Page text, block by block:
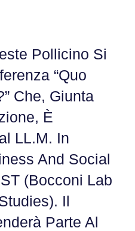
Pollicino Si
“Quo
Che, Giunta
È
LL.M. In
And Social
(Bocconi Lab
Il
Parte Al